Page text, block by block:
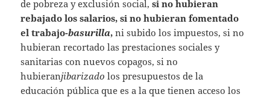
de pobreza y exclusión social,si no hubieran
rebajado los salarios, si no hubieran fomentado
el trabajo-basurilla, ni subido los impuestos, si no
hubieran recortado las prestaciones sociales y
sanitarias con nuevos copagos, si no
hubieranjibarizado los presupuestos de la
educación pública que es a la que tienen acceso los